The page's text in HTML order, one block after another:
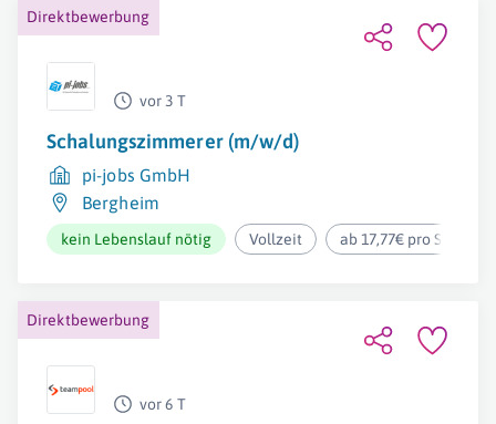
Direktbewerbung
vor 3 T
Schalungszimmerer (m/w/d)
pi-jobs GmbH
Bergheim
kein Lebenslauf nötig Vollzeit ab 17,77€ pro Stunde
Direktbewerbung
vor 6 T